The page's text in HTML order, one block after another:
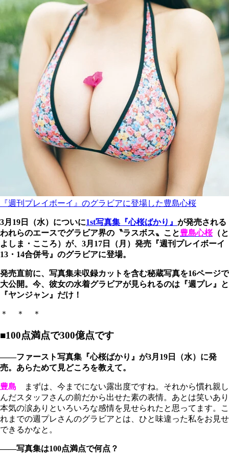
『週刊プレイボーイ』のグラビアに登場した豊島心桜
3月19日（水）についに1st写真集『心桜ばかり』 が発売される
われらのエースでグラビア界の〝ラスボス〟こと豊島心桜（と
よしま・こころ）が、3月17日（月）発売『週刊プレイボーイ
13・14合併号』のグラビアに登場。
発売直前に、写真集未収録カットを含む秘蔵写真を16ページで
大公開。今、彼女の水着グラビアが見られるのは『週プレ』と
『ヤンジャン』だけ！
＊ ＊ ＊
■100点満点で300億点です
――ファースト写真集『心桜ばかり』が3月19日（水）に発
売。あらためて見どころを教えて。
豊島 まずは、今までにない露出度ですね。それから慣れ親し
んだスタッフさんの前だから出せた素の表情。あとは笑いあり
本気の涙ありといろいろな感情を見せられたと思ってます。こ
れまでの週プレさんのグラビアとは、ひと味違った私をお見せ
できるかなと。
――写真集は100点満点で何点？